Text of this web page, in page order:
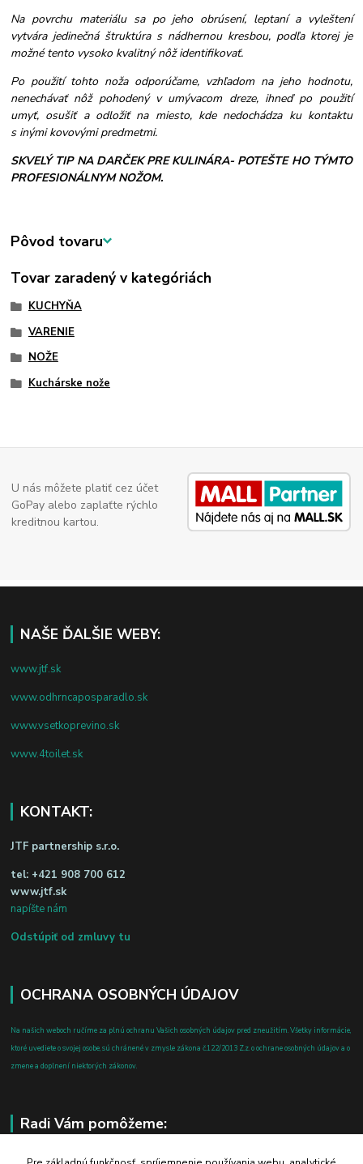
Na povrchu materiálu sa po jeho obrúsení, leptaní a vyleštení
vytvára jedinečná štruktúra s nádhernou kresbou, podľa ktorej je
možné tento vysoko kvalitný nôž identifikovať.
Po použití tohto noža odporúčame, vzhľadom na jeho hodnotu,
nenechávať nôž pohodený v umývacom dreze, ihneď po použití
umyť, osušiť a odložiť na miesto, kde nedochádza ku kontaktu
s inými kovovými predmetmi.
SKVELÝ TIP NA DARČEK PRE KULINÁRA- POTEŠTE HO TÝMTO
PROFESIONÁLNYM NOŽOM.
Pôvod tovaru
Tovar zaradený v kategóriách
KUCHYŇA
VARENIE
NOŽE
Kuchárske nože
U nás môžete platiť cez účet
GoPay alebo zaplaťte rýchlo
kreditnou kartou.
NAŠE ĎALŠIE WEBY:
www.jtf.sk
www.odhrncaposparadlo.sk
www.vsetkoprevino.sk
www.4toilet.sk
KONTAKT:
JTF partnership s.r.o.
tel: +421 908 700 612
www.jtf.sk
napíšte nám
Odstúpiť od zmluvy tu
OCHRANA OSOBNÝCH ÚDAJOV
Na našich weboch ručíme za plnú ochranu Vašich osobných údajov pred zneužitím. Všetky informácie,
ktoré uvediete o svojej osobe, sú chránené v zmysle zákona č.122/2013 Z.z. o ochrane osobných údajov a o
zmene a doplnení niektorých zákonov.
Radi Vám pomôžeme: